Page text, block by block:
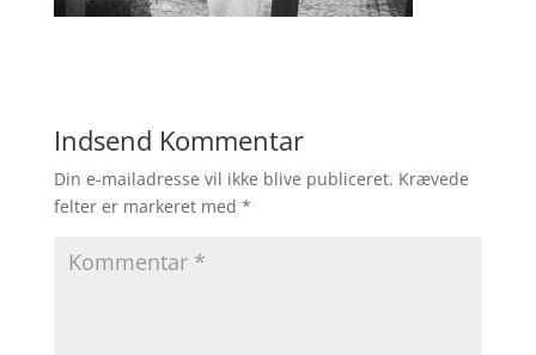
Indsend Kommentar
Din e-mailadresse vil ikke blive publiceret. Krævede
felter er markeret med *